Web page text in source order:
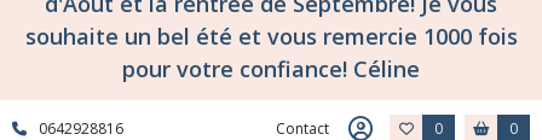
souhaite un bel été et vous remercie 1000 fois
pour votre confiance! Céline
0642928816 Contact 0 0